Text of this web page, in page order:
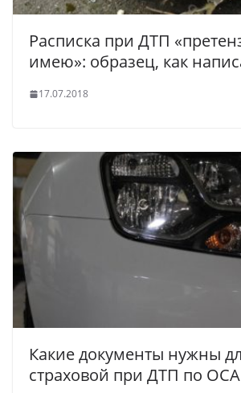
Расписка при ДТП
имею»: образец, как
17.07.2018
Какие документы нужны
страховой при ДТП по